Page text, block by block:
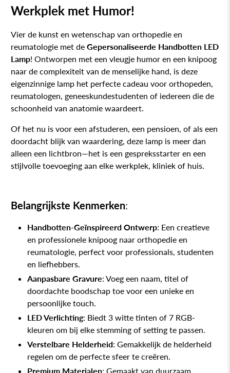
Werkplek met Humor!
Vier de kunst en wetenschap van orthopedie en
reumatologie met deGepersonaliseerde Handbotten LED
Lamp! Ontworpen met een vleugje humor en een knipoog
naar de complexiteit van de menselijke hand, is deze
eigenzinnige lamp het perfecte cadeau voor orthopeden,
reumatologen, geneeskundestudenten of iedereen die de
schoonheid van anatomie waardeert.
Of het nu is voor een afstuderen, een pensioen, of als een
doordacht blijk van waardering, deze lamp is meer dan
alleen een lichtbron—het is een gespreksstarter en een
stijlvolle toevoeging aan elke werkplek, kliniek of huis.
Belangrijkste Kenmerken:
Handbotten-Geïnspireerd Ontwerp: Een creatieve
en professionele knipoog naar orthopedie en
reumatologie, perfect voor professionals, studenten
en liefhebbers.
Aanpasbare Gravure: Voeg een naam, titel of
doordachte boodschap toe voor een unieke en
persoonlijke touch.
LED Verlichting: Biedt 3 witte tinten of 7 RGB-
kleuren om bij elke stemming of setting te passen.
Verstelbare Helderheid: Gemakkelijk de helderheid
regelen om de perfecte sfeer te creëren.
Premium Materialen: Gemaakt van duurzaam